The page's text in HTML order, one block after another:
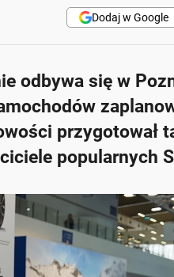
Dodaj w Google
odbywa się w
przygotował
popularnych